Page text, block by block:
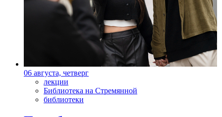
06 августа, четверг
лекции
Библиотека на Стремянной
библиотеки